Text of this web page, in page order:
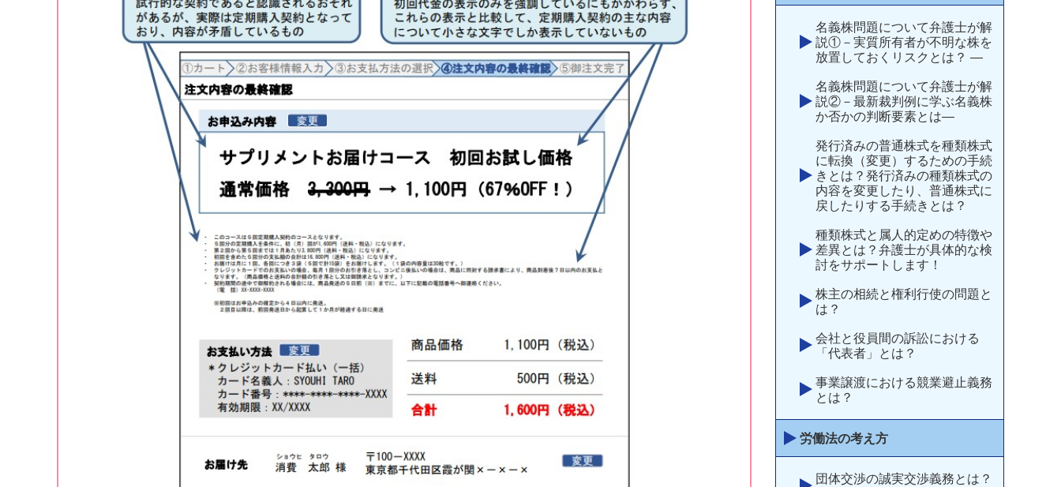
名義株問題について弁護士が解
説①－実質所有者が不明な株を
放置しておくリスクとは？ —
名義株問題について弁護士が解
説②－最新裁判例に学ぶ名義株
か否かの判断要素とは―
発行済みの普通株式を種類株式
に転換（変更）するための手続
きとは？発行済みの種類株式の
内容を変更したり、普通株式に
戻したりする手続きとは？
種類株式と属人的定めの特徴や
差異とは？弁護士が具体的な検
討をサポートします！
株主の相続と権利行使の問題と
は？
会社と役員間の訴訟における
「代表者」とは？
事業譲渡における競業避止義務
とは？
労働法の考え方
団体交渉の誠実交渉義務とは？